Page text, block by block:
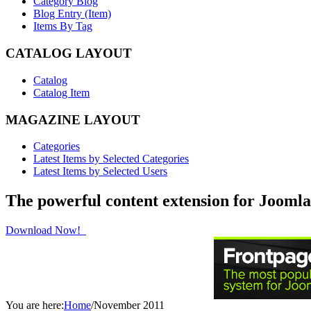
Blog Entry (Item)
Items By Tag
CATALOG LAYOUT
Catalog
Catalog Item
MAGAZINE LAYOUT
Categories
Latest Items by Selected Categories
Latest Items by Selected Users
The powerful content extension for
Download Now!
You are here:Home/November 2011